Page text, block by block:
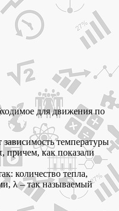
для движения по
температуры
причем, как показали
количество тепла,
λ – так называемый